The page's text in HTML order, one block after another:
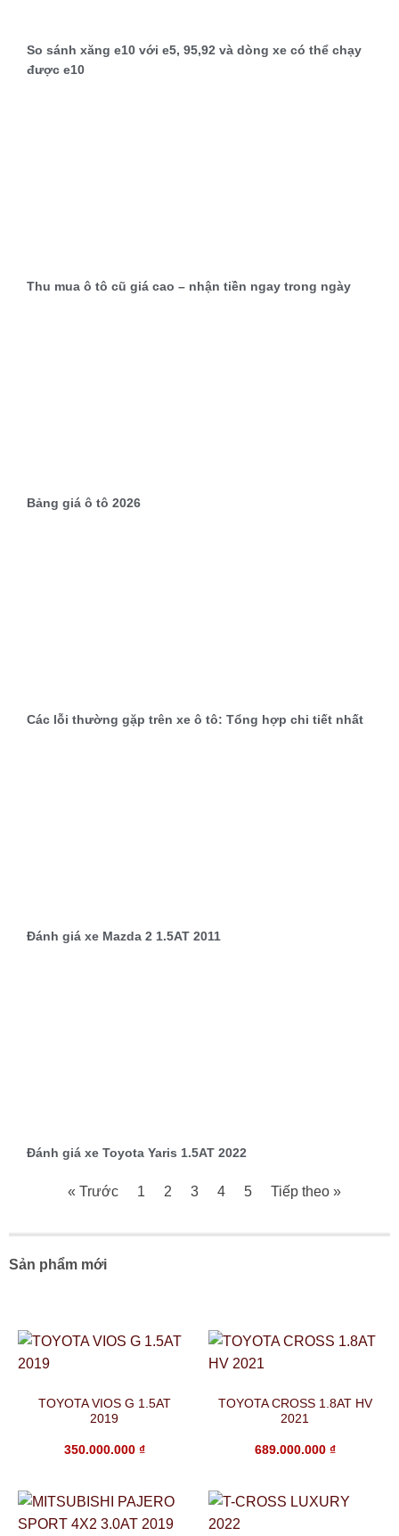
So sánh xăng e10 với e5, 95,92 và dòng xe có thể chạy
được e10
Thu mua ô tô cũ giá cao – nhận tiền ngay trong ngày
Bảng giá ô tô 2026
Các lỗi thường gặp trên xe ô tô: Tổng hợp chi tiết nhất
Đánh giá xe Mazda 2 1.5AT 2011
Đánh giá xe Toyota Yaris 1.5AT 2022
« Trước 1 2 3 4 5 Tiếp theo »
Sản phẩm mới
TOYOTA VIOS G 1.5AT
2019
350.000.000 ₫
TOYOTA CROSS 1.8AT HV
2021
689.000.000 ₫